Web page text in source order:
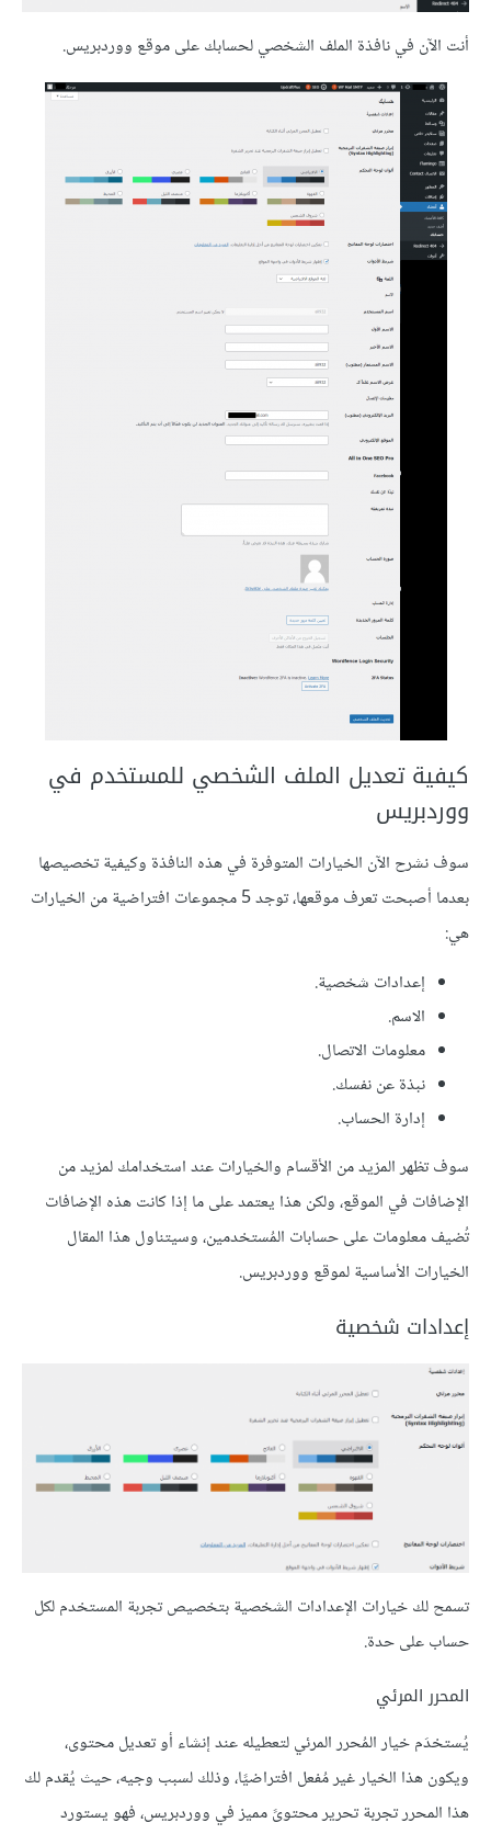
أنت الآن في نافذة الملف الشخصي لحسابك على موقع ووردبريس.
كيفية تعديل الملف الشخصي للمستخدم في
ووردبريس
سوف نشرح الآن الخيارات المتوفرة في هذه النافذة وكيفية تخصيصها
بعدما أصبحت تعرف موقعها، توجد 5 مجموعات افتراضية من الخيارات
هي:
إعدادات شخصية.
الاسم.
معلومات الاتصال.
نبذة عن نفسك.
إدارة الحساب.
سوف تظهر المزيد من الأقسام والخيارات عند استخدامك لمزيد من
الإضافات في الموقع، ولكن هذا يعتمد على ما إذا كانت هذه الإضافات
تُضيف معلومات على حسابات المُستخدمين، وسيتناول هذا المقال
الخيارات الأساسية لموقع ووردبريس.
إعدادات شخصية
تسمح لك خيارات الإعدادات الشخصية بتخصيص تجربة المستخدم لكل
حساب على حدة.
المحرر المرئي
يُستخدَم خيار المُحرر المرئي لتعطيله عند إنشاء أو تعديل محتوى،
ويكون هذا الخيار غير مُفعل افتراضيًا، وذلك لسبب وجيه، حيث يُقدم لك
هذا المحرر تجربة تحرير محتوىً مميز في ووردبريس، فهو يستورد